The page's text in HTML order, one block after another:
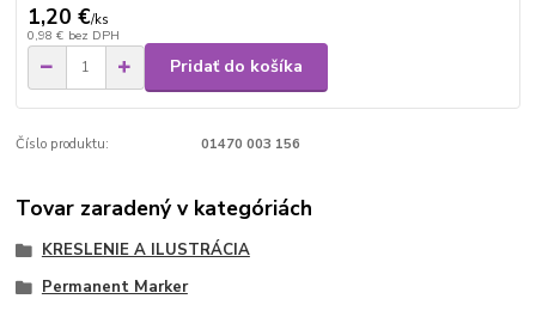
1,20 €/ks
0,98 € bez DPH
Pridať do košíka
Číslo produktu: 01470 003 156
Tovar zaradený v kategóriách
KRESLENIE A ILUSTRÁCIA
Permanent Marker